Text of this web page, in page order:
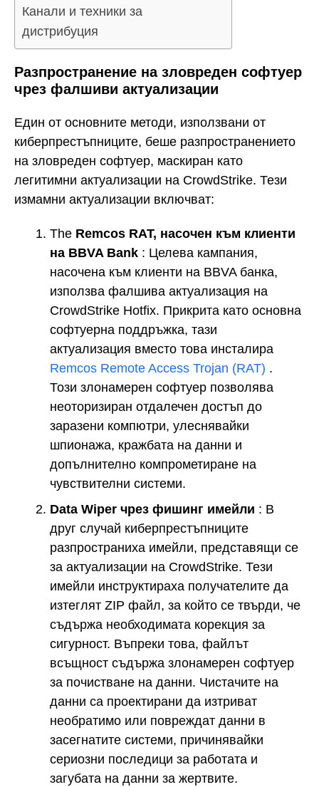
Канали и техники за
дистрибуция
Разпространение на зловреден софтуер
чрез фалшиви актуализации
Един от основните методи, използвани от
киберпрестъпниците, беше разпространението
на зловреден софтуер, маскиран като
легитимни актуализации на CrowdStrike. Тези
измамни актуализации включват:
The Remcos RAT, насочен към клиенти
на BBVA Bank : Целева кампания,
насочена към клиенти на BBVA банка,
използва фалшива актуализация на
CrowdStrike Hotfix. Прикрита като основна
софтуерна поддръжка, тази
актуализация вместо това инсталира
Remcos Remote Access Trojan (RAT) .
Този злонамерен софтуер позволява
неоторизиран отдалечен достъп до
заразени компютри, улеснявайки
шпионажа, кражбата на данни и
допълнително компрометиране на
чувствителни системи.
Data Wiper чрез фишинг имейли : В
друг случай киберпрестъпниците
разпространиха имейли, представящи се
за актуализации на CrowdStrike. Тези
имейли инструктираха получателите да
изтеглят ZIP файл, за който се твърди, че
съдържа необходимата корекция за
сигурност. Въпреки това, файлът
всъщност съдържа злонамерен софтуер
за почистване на данни. Чистачите на
данни са проектирани да изтриват
необратимо или повреждат данни в
засегнатите системи, причинявайки
сериозни последици за работата и
загубата на данни за жертвите.